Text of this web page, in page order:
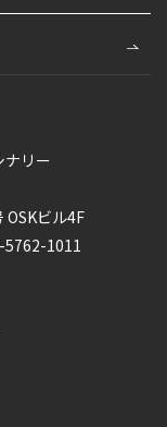
ナリー
ビル4F
5762-1011